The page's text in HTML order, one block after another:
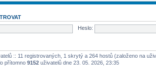
Heslo:
:: 11 registrovaných, 1 skrytý a 264 hostů (založeno na
přítomno 9152 uživatelů dne 23. 05. 2026, 23:35